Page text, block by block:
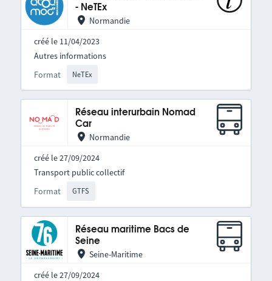
- NeTEx
Normandie
créé le 11/04/2023
Format NeTEx
Autres informations
Réseau interurbain Nomad
Car
Normandie
créé le 27/09/2024
Format GTFS
Transport public collectif
Réseau maritime Bacs de
Seine
Seine-Maritime
créé le 27/09/2024